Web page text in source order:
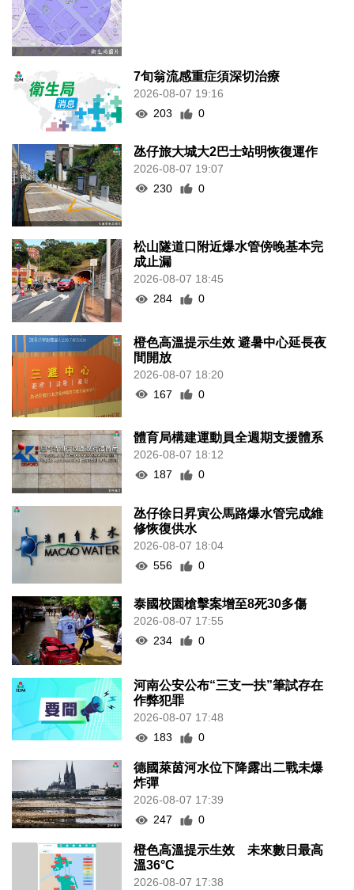
7旬翁流感重症須深切治療
2026-08-07 19:16
203
0
氹仔旅大城大2巴士站明恢復運作
2026-08-07 19:07
230
0
松山隧道口附近爆水管傍晚基本完
成止漏
2026-08-07 18:45
284
0
橙色高溫提示生效 避暑中心延長夜
間開放
2026-08-07 18:20
167
0
體育局構建運動員全週期支援體系
2026-08-07 18:12
187
0
氹仔徐日昇寅公馬路爆水管完成維
修恢復供水
2026-08-07 18:04
556
0
泰國校園槍擊案增至8死30多傷
2026-08-07 17:55
234
0
河南公安公布“三支一扶”筆試存在
作弊犯罪
2026-08-07 17:48
183
0
德國萊茵河水位下降露出二戰未爆
炸彈
2026-08-07 17:39
247
0
橙色高溫提示生效 未來數日最高
溫36°C
2026-08-07 17:38